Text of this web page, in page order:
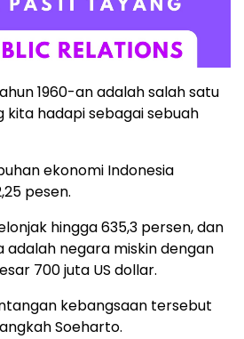
1960-an adalah salah satu
kita hadapi sebagai sebuah
ekonomi Indonesia
pesen.
hingga 635,3 persen, dan
adalah negara miskin dengan
700 juta US dollar.
kebangsaan tersebut
Soeharto.